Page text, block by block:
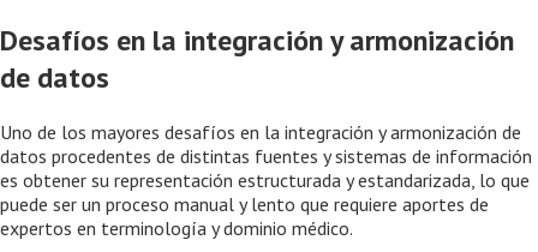
Desafíos en la integración y armonización
de datos
Uno de los mayores desafíos en la integración y armonización de
datos procedentes de distintas fuentes y sistemas de información
es obtener su representación estructurada y estandarizada, lo que
puede ser un proceso manual y lento que requiere aportes de
expertos en terminología y dominio médico.